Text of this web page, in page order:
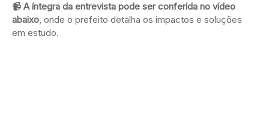
📹 A íntegra da entrevista pode ser conferida no vídeo
abaixo, onde o prefeito detalha os impactos e soluções
em estudo.